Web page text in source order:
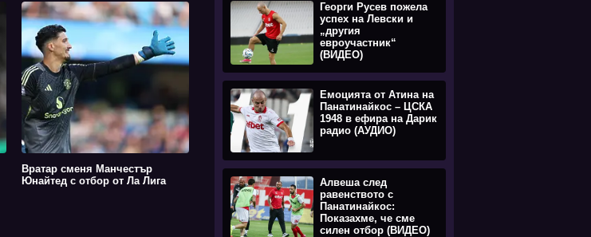
Вратар сменя Манчестър
Юнайтед с отбор от Ла Лига
Георги Русев пожела
успех на Левски и
„другия
евроучастник“
(ВИДЕО)
Емоцията oт Атина на
Панатинайкос – ЦСКА
1948 в ефира на Дарик
радио (АУДИО)
Алвеша след
равенството с
Панатинайкос:
Показахме, че сме
силен отбор (ВИДЕО)